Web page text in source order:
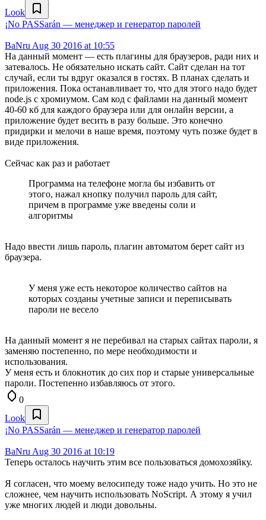
Look
¡No PASSarán — менеджер и генератор паролей
BaNru Aug 30 2016 at 10:55
На данный момент — есть плагины для браузеров, ради них и
затевалось. Не обязательно искать сайт. Сайт сделан на тот
случай, если ты вдруг оказался в гостях. В планах сделать и
приложения. Пока останавливает то, что для этого надо будет
node.js с хромиумом. Сам код с файлами на данный момент
40-60 кб для каждого браузера или для онлайн версии, а
приложение будет весить в разу больше. Это конечно
придирки и мелочи в наше время, поэтому чуть позже будет в
виде приложения.
Сейчас как раз и работает
Программа на телефоне могла бы избавить от
этого, нажал кнопку получил пароль для сайт,
причем в программе уже введены соли и
алгоритмы
Надо ввести лишь пароль, плагин автоматом берет сайт из
браузера.
У меня уже есть некоторое количество сайтов на
которых созданы учетные записи и переписывать
пароли не весело
На данный момент я не перебивал на старых сайтах пароли, я
заменяю постепенно, по мере необходимости и
использования.
У меня есть и блокнотик до сих пор и старые универсальные
пароли. Постепенно избавляюсь от этого.
0
Look
¡No PASSarán — менеджер и генератор паролей
BaNru Aug 30 2016 at 10:19
Теперь осталось научить этим все пользоваться домохозяйку.
Я согласен, что моему велосипеду тоже надо учить. Но это не
сложнее, чем научить использовать NoScript. А этому я учил
уже многих людей и люди довольны.